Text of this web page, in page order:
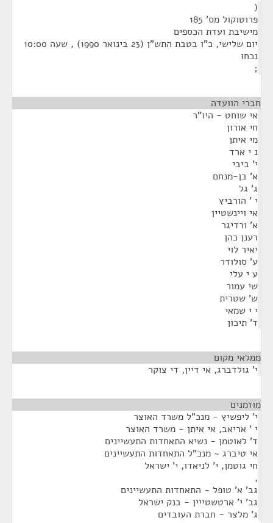
(
פרוטוקול מס' 185
מישיבת ועדת הכספים
יום שלישי, כ"ו בטבת התש"ן (23 בינואר 1990) , שעה 10:00
נכחו
;
חברי הוועדה
אי שוחט - היו"ר
חי אורון
מי איתן
נ י ארד
י' ביבי
א' בן-מנחם
ג' גל
י ' הורביץ
אי ויינשטיין
א' ורדיגר
רענן כהן
יאיר לוי
ע' סולודר
ע י עלי
שי עמור
ש' שטרית
י י שמאי
ד' תיכון
ממלאי מקום
י' גולדברג, אי דיין, די צוקר
מוזמנים
י' ליפשיץ - מנכ"ל משרד האוצר
י ' אריאב, אי איתן - משרד האוצר
ד' לאוטמן - נשיא התאחדות התעשיינים
אי טיברג ~ מנכ"ל התאחדות התעשיינים
חי גוטמן, י' לניאדו, י' ישראל
,
גב' א' טופל - התאחדות התעשיינים
גב' י' ארטשטייין - בנק ישראל
ג' מלצר - חברת העובדים